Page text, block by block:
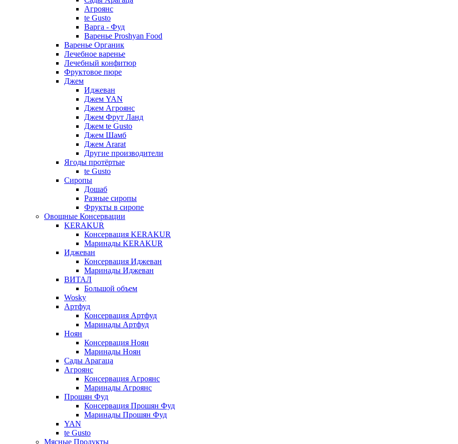
Агроянс
te Gusto
Варга - Фуд
Варенье Proshyan Food
Варенье Органик
Лечебное варенье
Лечебный конфитюр
Фруктовое пюре
Джем
Иджеван
Джем YAN
Джем Агроянс
Джем Фрут Ланд
Джем te Gusto
Джем Шамб
Джем Ararat
Другие производители
Ягоды протёртые
te Gusto
Сиропы
Дошаб
Разные сиропы
Фрукты в сиропе
Овощные Консервации
KERAKUR
Консервация KERAKUR
Маринады KERAKUR
Иджеван
Консервация Иджеван
Маринады Иджеван
ВИТАЛ
Большой объем
Wosky
Артфуд
Консервация Артфуд
Маринады Артфуд
Ноян
Консервация Ноян
Маринады Ноян
Сады Арагаца
Агроянс
Консервация Агроянс
Маринады Агроянс
Прошян Фуд
Консервация Прошян Фуд
Маринады Прошян Фуд
YAN
te Gusto
Мясные Продукты